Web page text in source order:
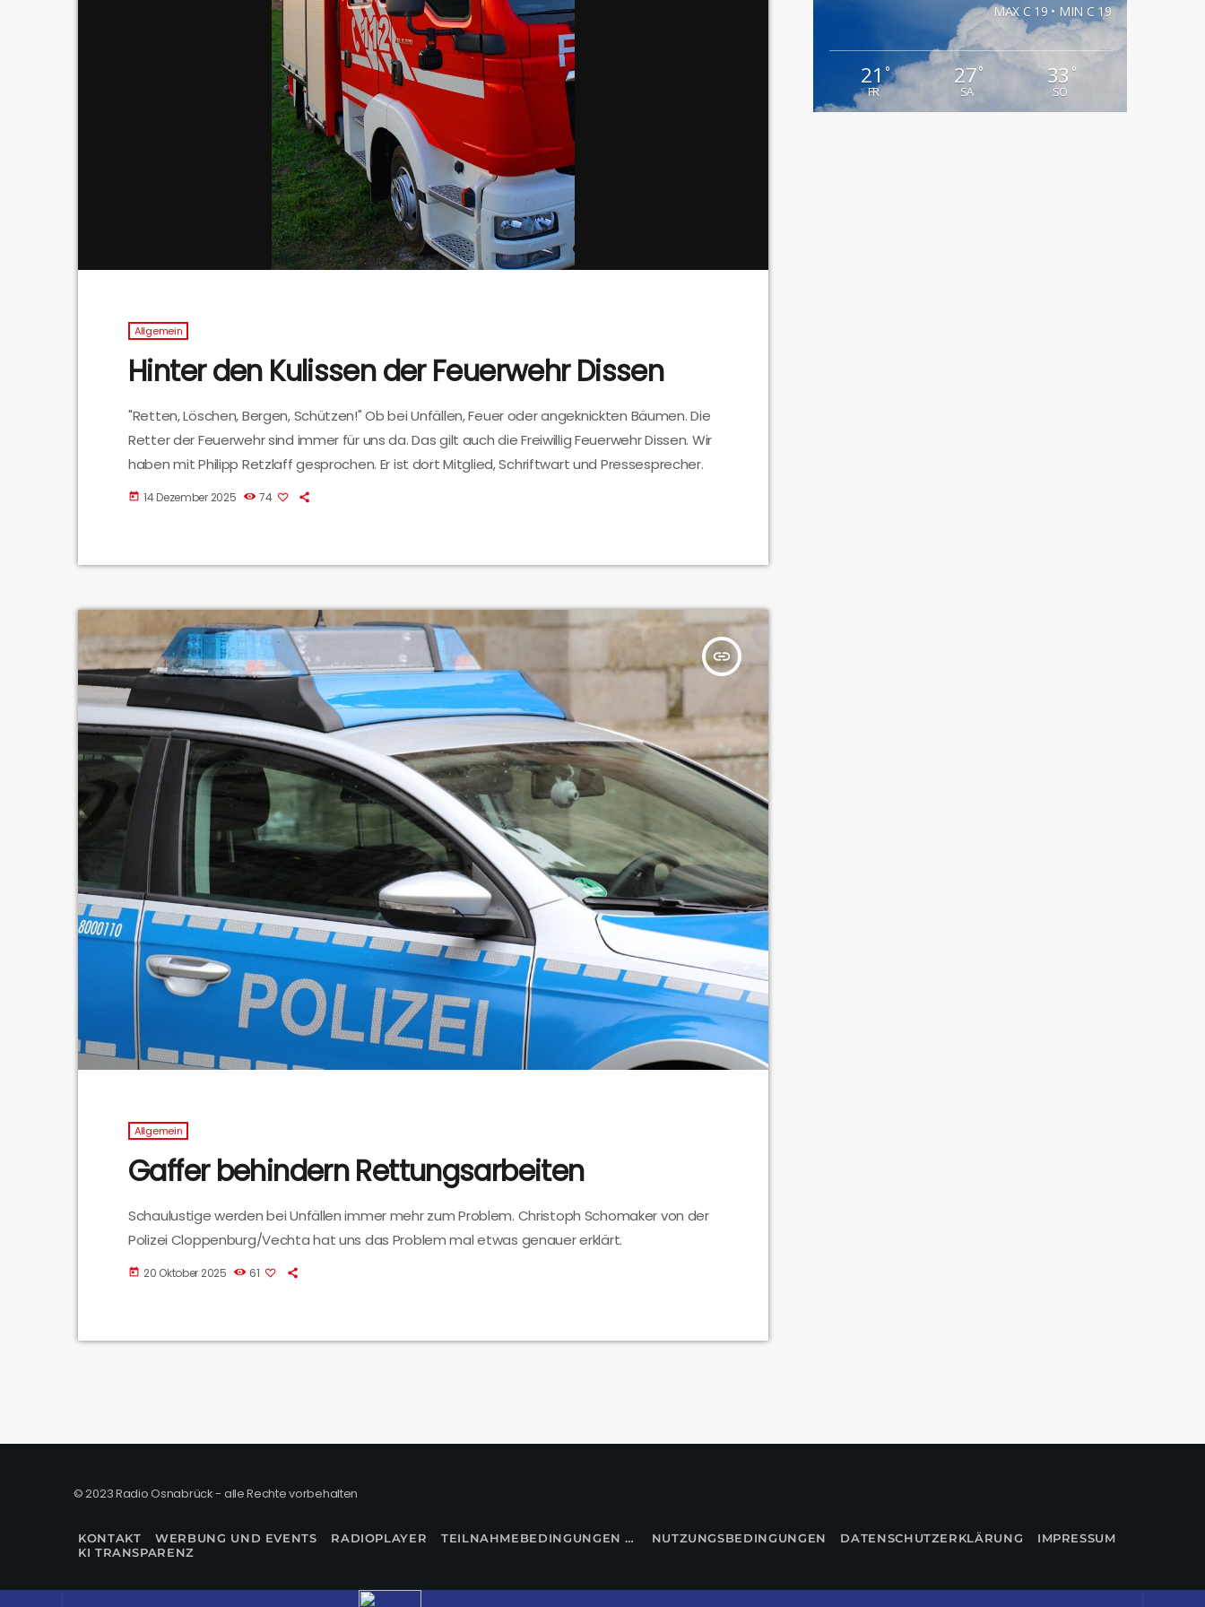
Allgemein
Hinter den Kulissen der Feuerwehr Dissen
"Retten, Löschen, Bergen, Schützen!" Ob bei Unfällen, Feuer oder angeknickten Bäumen. Die
Retter der Feuerwehr sind immer für uns da. Das gilt auch die Freiwillig Feuerwehr Dissen. Wir
haben mit Philipp Retzlaff gesprochen. Er ist dort Mitglied, Schriftwart und Pressesprecher.
today 14 Dezember 2025 74
insert_link
Allgemein
Gaffer behindern Rettungsarbeiten
Schaulustige werden bei Unfällen immer mehr zum Problem. Christoph Schomaker von der
Polizei Cloppenburg/Vechta hat uns das Problem mal etwas genauer erklärt.
today 20 Oktober 2025 61
MAX C 19 • MIN C 19
21°
FR
27°
SA
33 °
SO
© 2023 Radio Osnabrück - alle Rechte vorbehalten
KONTAKT WERBUNG UND EVENTS RADIOPLAYER TEILNAHMEBEDINGUNGEN FÜR GEWINNSPIELE NUTZUNGSBEDINGUNGEN DATENSCHUTZERKLÄRUNG
IMPRESSUM
KI TRANSPARENZ